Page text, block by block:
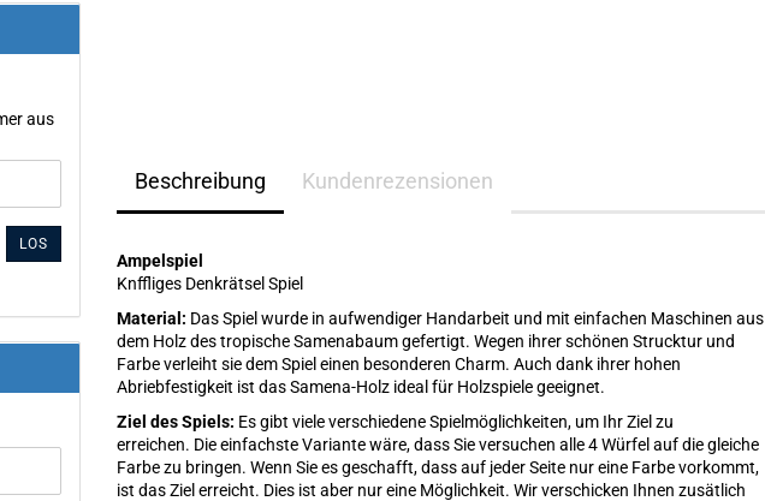
Beschreibung Kundenrezensionen
Ampelspiel
Knffliges Denkrätsel Spiel
Material: Das Spiel wurde in aufwendiger Handarbeit und mit einfachen Maschinen aus
dem Holz des tropische Samenabaum gefertigt. Wegen ihrer schönen Strucktur und
Farbe verleiht sie dem Spiel einen besonderen Charm. Auch dank ihrer hohen
Abriebfestigkeit ist das Samena-Holz ideal für Holzspiele geeignet.
Ziel des Spiels: Es gibt viele verschiedene Spielmöglichkeiten, um Ihr Ziel zu
erreichen. Die einfachste Variante wäre, dass Sie versuchen alle 4 Würfel auf die gleiche
Farbe zu bringen. Wenn Sie es geschafft, dass auf jeder Seite nur eine Farbe vorkommt,
ist das Ziel erreicht. Dies ist aber nur eine Möglichkeit. Wir verschicken Ihnen zusätlich
aus
LOS